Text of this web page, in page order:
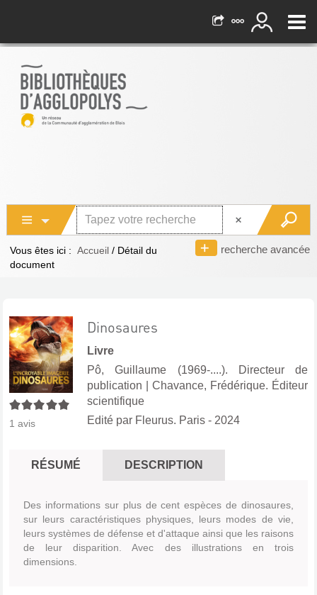
recherche avancée
Vous êtes ici : Accueil / Détail du
document
5/5
1 avis
Dinosaures
Livre
Pô, Guillaume (1969-....). Directeur de
publication
Chavance, Frédérique. Éditeur
scientifique
Edité par Fleurus. Paris - 2024
RÉSUMÉ DESCRIPTION
Des informations sur plus de cent espèces de dinosaures,
sur leurs caractéristiques physiques, leurs modes de vie,
leurs systèmes de défense et d'attaque ainsi que les raisons
de leur disparition. Avec des illustrations en trois
dimensions.